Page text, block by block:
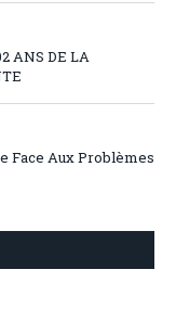
ANS DE LA
Face Aux Problèmes